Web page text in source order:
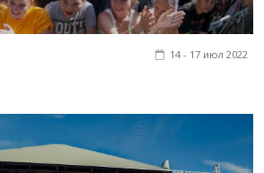
14 - 17 июл 2022